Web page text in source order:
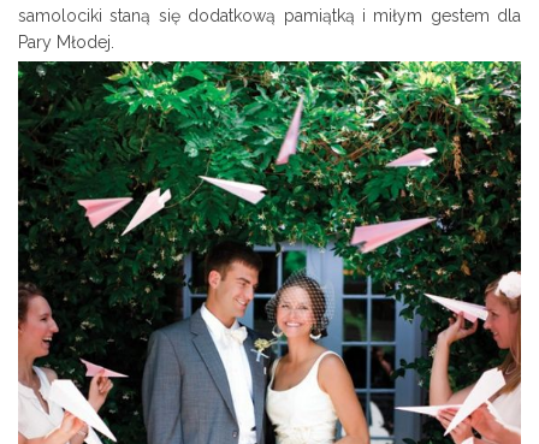
samolociki staną się dodatkową pamiątką i miłym gestem dla
Pary Młodej.